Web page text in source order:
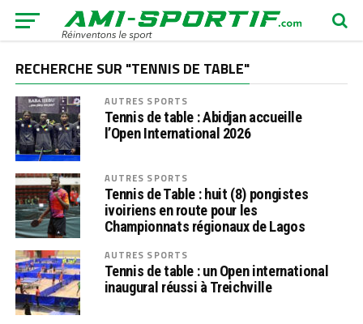
RECHERCHE SUR "TENNIS DE TABLE"
AUTRES SPORTS
Tennis de table : Abidjan accueille
l’Open International 2026
AUTRES SPORTS
Tennis de Table : huit (8) pongistes
ivoiriens en route pour les
Championnats régionaux de Lagos
AUTRES SPORTS
Tennis de table : un Open international
inaugural réussi à Treichville